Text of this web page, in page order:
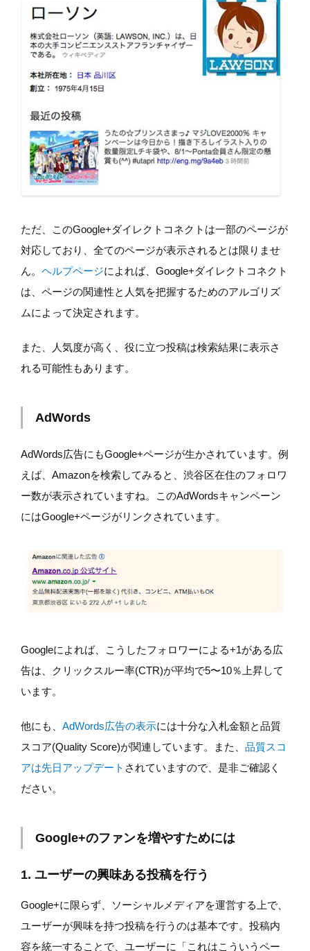
ただ、このGoogle+ダイレクトコネクトは一部のページが
対応しており、全てのページが表示されるとは限りませ
ん。 ヘルプページによれば、Google+ダイレクトコネクト
は、ページの関連性と人気を把握するためのアルゴリズ
ムによって決定されます。
また、人気度が高く、役に立つ投稿は検索結果に表示さ
れる可能性もあります。
AdWords
AdWords広告にもGoogle+ページが生かされています。例
えば、Amazonを検索してみると、渋谷区在住のフォロワ
ー数が表示されていますね。このAdWordsキャンペーン
にはGoogle+ページがリンクされています。
Googleによれば、こうしたフォロワーによる+1がある広
告は、クリックスルー率(CTR)が平均で5〜10％上昇して
います。
他にも、 AdWords広告の表示には十分な入札金額と品質
スコア(Quality Score)が関連しています。また、 品質スコ
アは先日アップデート されていますので、是非ご確認く
ださい。
Google+のファンを増やすためには
1. ユーザーの興味ある投稿を行う
Google+に限らず、ソーシャルメディアを運営する上で、
ユーザーが興味を持つ投稿を行うのは基本です。投稿内
容を統一することで、ユーザーに「これはこういうペー